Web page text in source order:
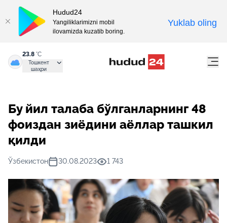
23.8 °C
Тошкент
шаҳри
​​Бу йил талаба бўлганларнинг 48
фоиздан зиёдини аёллар ташкил
қилди
Ўзбекистон 30.08.2023 1 743
Hudud24
Yangiliklarimizni mobil
ilovamizda kuzatib boring.
Yuklab oling